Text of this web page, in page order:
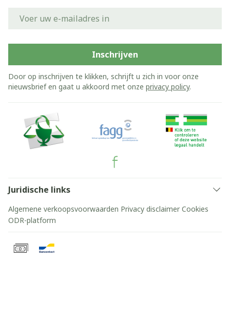
Inschrijven
Door op inschrijven te klikken, schrijft u zich in voor onze
nieuwsbrief en gaat u akkoord met onze privacy policy.
Juridische links
Algemene verkoopsvoorwaarden Privacy disclaimer Cookies
ODR-platform